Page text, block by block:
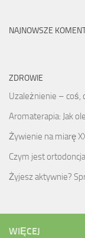
NAJNOWSZE
ZDROWIE
Uzależnienie – coś,
Aromaterapia: Jak
Żywienie na miarę
Czym jest
Żyjesz aktywnie?
WIĘCEJ